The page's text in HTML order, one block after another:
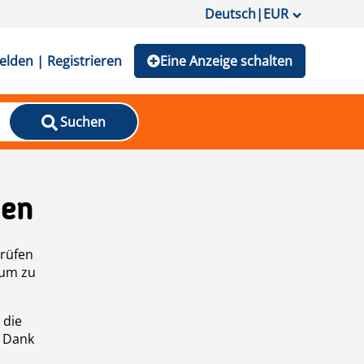
Deutsch|EUR
| Registrieren Eine Anzeige schalten
Suchen
zu
die